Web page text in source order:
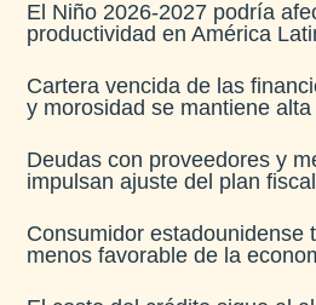
El Niño 2026-2027 podría
productividad en América
Cartera vencida de las
y morosidad se mantiene alta​
Deudas con proveedores y
impulsan ajuste del plan fiscal​
Consumidor estadounidense
menos favorable de la